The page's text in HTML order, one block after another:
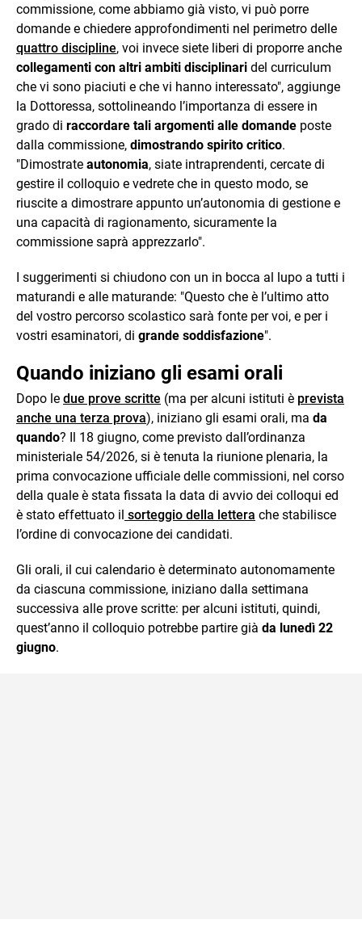
commissione, come abbiamo già visto, vi può porre
domande e chiedere approfondimenti nel perimetro delle
quattro discipline, voi invece siete liberi di proporre anche
collegamenti con altri ambiti disciplinari del curriculum
che vi sono piaciuti e che vi hanno interessato", aggiunge
la Dottoressa, sottolineando l’importanza di essere in
grado di raccordare tali argomenti alle domande poste
dalla commissione, dimostrando spirito critico.
"Dimostrate autonomia, siate intraprendenti, cercate di
gestire il colloquio e vedrete che in questo modo, se
riuscite a dimostrare appunto un’autonomia di gestione e
una capacità di ragionamento, sicuramente la
commissione saprà apprezzarlo".
I suggerimenti si chiudono con un in bocca al lupo a tutti i
maturandi e alle maturande: "Questo che è l’ultimo atto
del vostro percorso scolastico sarà fonte per voi, e per i
vostri esaminatori, di grande soddisfazione".
Quando iniziano gli esami orali
Dopo le due prove scritte (ma per alcuni istituti è prevista
anche una terza prova), iniziano gli esami orali, ma da
quando? Il 18 giugno, come previsto dall’ordinanza
ministeriale 54/2026, si è tenuta la riunione plenaria, la
prima convocazione ufficiale delle commissioni, nel corso
della quale è stata fissata la data di avvio dei colloqui ed
è stato effettuato il sorteggio della lettera che stabilisce
l’ordine di convocazione dei candidati.
Gli orali, il cui calendario è determinato autonomamente
da ciascuna commissione, iniziano dalla settimana
successiva alle prove scritte: per alcuni istituti, quindi,
quest’anno il colloquio potrebbe partire già da lunedì 22
giugno.